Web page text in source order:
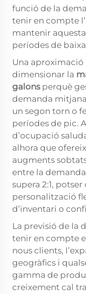
funció de la
tenir en compte
mantenir
períodes de
Una aproximació
dimensionar la
galons perquè
demanda
un segon torn o
períodes de pic.
d’ocupació
alhora que
augments
entre la
supera 2:1,
personalització
d’inventari o
La previsió de la
tenir en compte
nous clients,
geogràfics i
gamma de
creixement cal